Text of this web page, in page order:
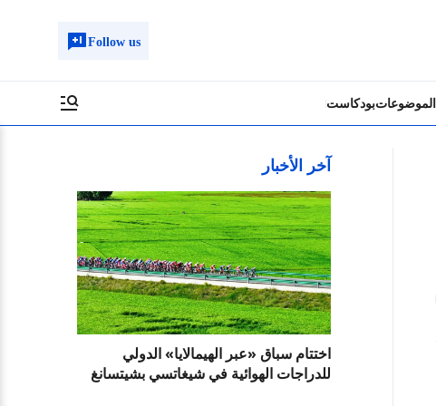
Follow us
الموضوعاتبودكاست
آخر الأخبار
اختتام سباق «عبر الهيمالايا» الدولي
للدراجات الهوائية في شيغاتسي بشيتسانغ